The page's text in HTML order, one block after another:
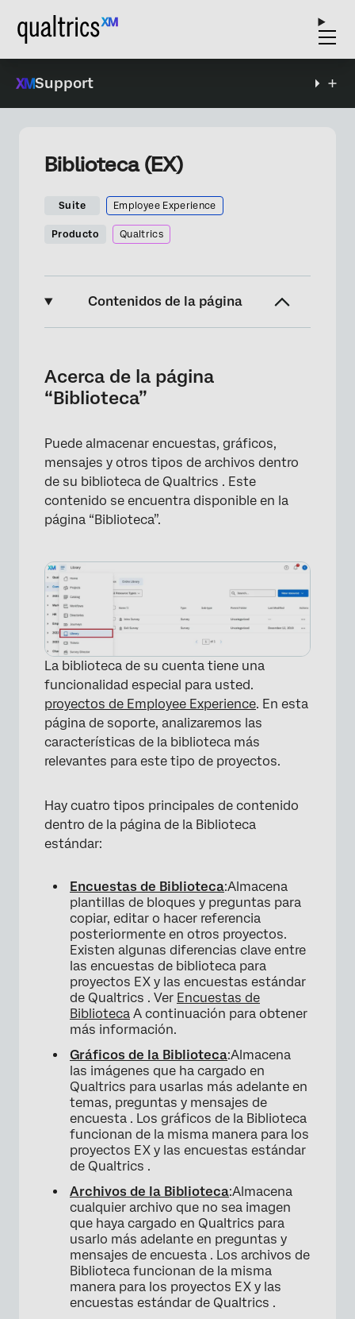
Support
Biblioteca (EX)
Suite Employee Experience
Producto Qualtrics
Contenidos de la página
Encuestas de Biblioteca
Mensajes de la Biblioteca
Acerca de la página
“Biblioteca”
Puede almacenar encuestas, gráficos,
mensajes y otros tipos de archivos dentro
de su biblioteca de Qualtrics . Este
contenido se encuentra disponible en la
página “Biblioteca”.
×
La biblioteca de su cuenta tiene una
funcionalidad especial para usted.
proyectos de Employee Experience. En esta
página de soporte, analizaremos las
características de la biblioteca más
relevantes para este tipo de proyectos.
Hay cuatro tipos principales de contenido
dentro de la página de la Biblioteca
estándar:
Encuestas de Biblioteca:Almacena
plantillas de bloques y preguntas para
copiar, editar o hacer referencia
posteriormente en otros proyectos.
Existen algunas diferencias clave entre
las encuestas de biblioteca para
proyectos EX y las encuestas estándar
de Qualtrics . Ver Encuestas de
Biblioteca A continuación para obtener
más información.
Gráficos de la Biblioteca:Almacena
las imágenes que ha cargado en
Qualtrics para usarlas más adelante en
temas, preguntas y mensajes de
encuesta . Los gráficos de la Biblioteca
funcionan de la misma manera para los
proyectos EX y las encuestas estándar
de Qualtrics .
Archivos de la Biblioteca:Almacena
cualquier archivo que no sea imagen
que haya cargado en Qualtrics para
usarlo más adelante en preguntas y
mensajes de encuesta . Los archivos de
Biblioteca funcionan de la misma
manera para los proyectos EX y las
encuestas estándar de Qualtrics .